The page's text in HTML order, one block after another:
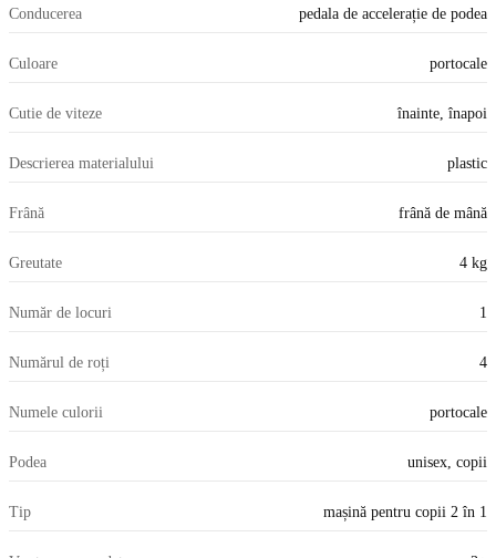
Conducerea pedala de accelerație de podea
Culoare portocale
Cutie de viteze înainte, înapoi
Descrierea materialului plastic
Frână frână de mână
Greutate 4 kg
Număr de locuri 1
Numărul de roți 4
Numele culorii portocale
Podea unisex, copii
Tip mașină pentru copii 2 în 1